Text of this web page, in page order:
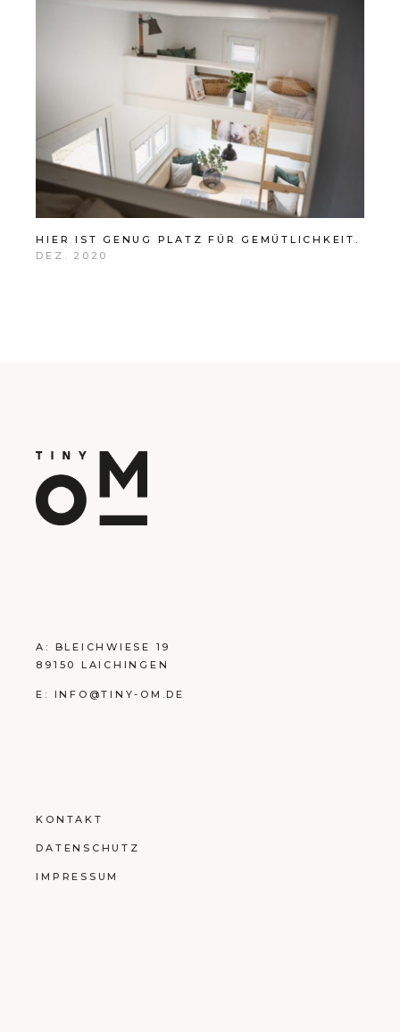
HIER IST GENUG PLATZ FÜR GEMÜTLICHKEIT.
DEZ. 2020
A: BLEICHWIESE 19
89150 LAICHINGEN
E: INFO@TINY-OM.DE
KONTAKT
DATENSCHUTZ
IMPRESSUM